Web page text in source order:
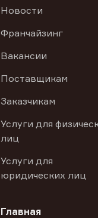
Новости
Франчайзинг
Вакансии
Поставщикам
Заказчикам
Услуги для
лиц
Услуги для
юридических лиц
Главная